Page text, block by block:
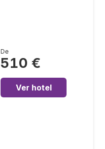
De
510 €
Ver hotel